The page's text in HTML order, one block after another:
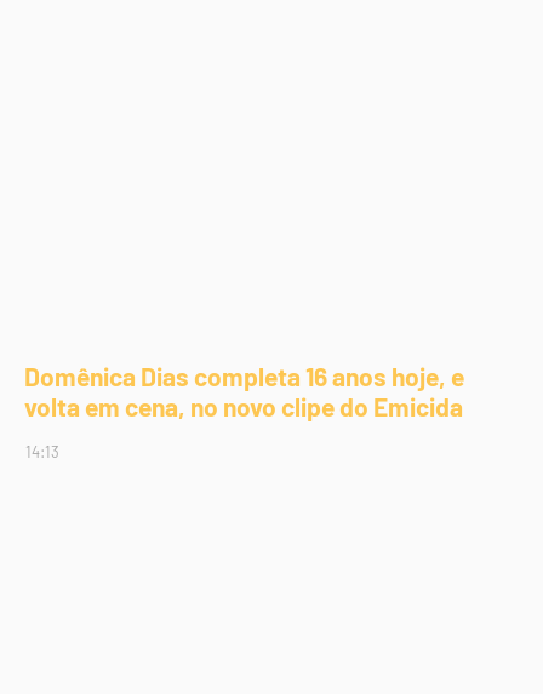
Domênica Dias completa 16 anos hoje, e
volta em cena, no novo clipe do Emicida
14:13